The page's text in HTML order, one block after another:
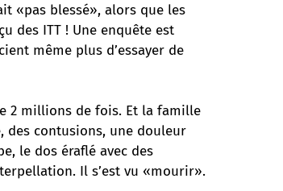
«pas blessé», alors que les
des ITT ! Une enquête est
même plus d’essayer de
2 millions de fois. Et la famille
des contusions, une douleur
le dos éraflé avec des
Il s’est vu «mourir».